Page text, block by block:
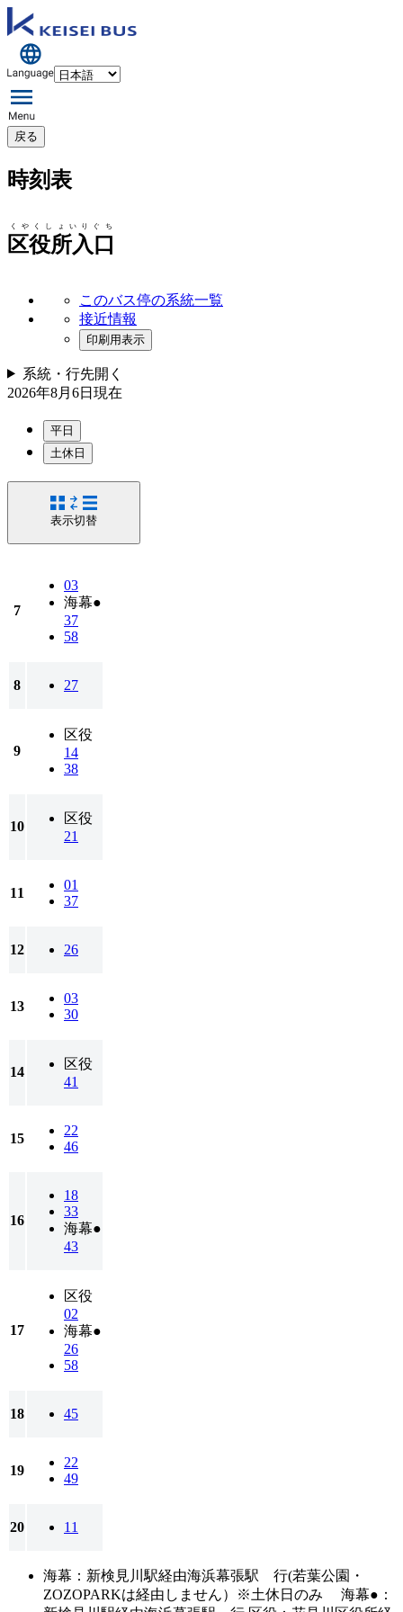
戻る
時刻表
区役所入口
くやくしょいりぐち
このバス停の系統一覧
接近情報
印刷用表示
系統・行先開く
2026年8月6日 現在
平日
土休日
表示切替
7
03
海幕●
37
58
8 27
9
区役
14
38
10
区役
21
11
01
37
12 26
13
03
30
14
区役
41
15
22
46
16
18
33
海幕●
43
17
区役
02
海幕●
26
58
18 45
19
22
49
20 11
海幕：新検見川駅経由海浜幕張駅 行(若葉公園・
ZOZOPARKは経由しません）※土休日のみ 海幕●：